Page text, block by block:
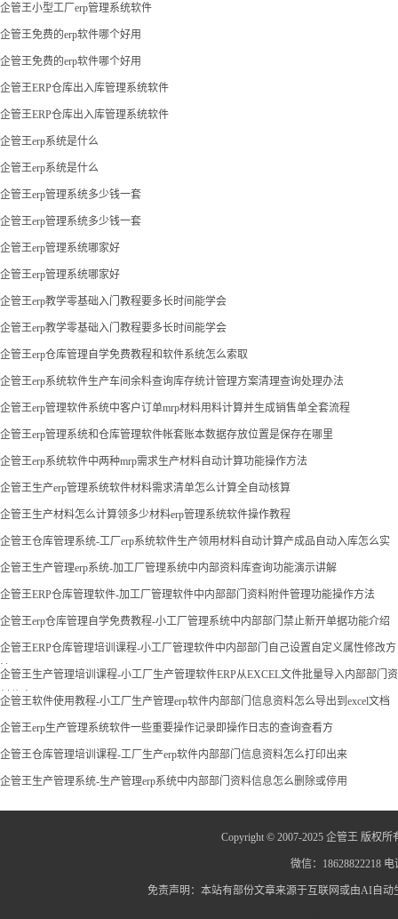
企管王小型工厂erp管理系统软件
企管王免费的erp软件哪个好用
企管王免费的erp软件哪个好用
企管王ERP仓库出入库管理系统软件
企管王ERP仓库出入库管理系统软件
企管王erp系统是什么
企管王erp系统是什么
企管王erp管理系统多少钱一套
企管王erp管理系统多少钱一套
企管王erp管理系统哪家好
企管王erp管理系统哪家好
企管王erp教学零基础入门教程要多长时间能学会
企管王erp教学零基础入门教程要多长时间能学会
企管王erp仓库管理自学免费教程和软件系统怎么索取
企管王erp系统软件生产车间余料查询库存统计管理方案清理查询处理办法
企管王erp管理软件系统中客户订单mrp材料用料计算并生成销售单全套流程
企管王erp管理系统和仓库管理软件帐套账本数据存放位置是保存在哪里
企管王erp系统软件中两种mrp需求生产材料自动计算功能操作方法
企管王生产erp管理系统软件材料需求清单怎么计算全自动核算
企管王生产材料怎么计算领多少材料erp管理系统软件操作教程
企管王仓库管理系统-工厂erp系统软件生产领用材料自动计算产成品自动入库怎么实
现
企管王生产管理erp系统-加工厂管理系统中内部资料库查询功能演示讲解
企管王ERP仓库管理软件-加工厂管理软件中内部部门资料附件管理功能操作方法
企管王erp仓库管理自学免费教程-小工厂管理系统中内部部门禁止新开单据功能介绍
企管王ERP仓库管理培训课程-小工厂管理软件中内部部门自己设置自定义属性修改方
法
企管王生产管理培训课程-小工厂生产管理软件ERP从EXCEL文件批量导入内部部门资
料信息
企管王软件使用教程-小工厂生产管理erp软件内部部门信息资料怎么导出到excel文档
企管王erp生产管理系统软件一些重要操作记录即操作日志的查询查看方
企管王仓库管理培训课程-工厂生产erp软件内部部门信息资料怎么打印出来
企管王生产管理系统-生产管理erp系统中内部部门资料信息怎么删除或停用
Copyright © 2007-2025 企管王 版权所
微信：18628822218
免责声明：本站有部份文章来源于互联网或由AI自